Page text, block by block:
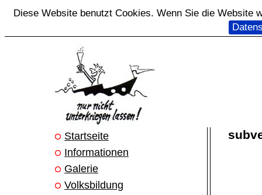
Diese Website benutzt Cookies. Wenn Sie die Website
Startseite
Informationen
Galerie
Volksbildung